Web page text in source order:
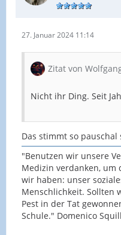
27. Januar 2024 11:14
Zitat von
Nicht ihr Ding. Seit
Das stimmt so
"Benutzen wir unsere
Medizin verdanken, um
wir haben: unser
Menschlichkeit. Sollten
Pest in der Tat
Schule." Domenico